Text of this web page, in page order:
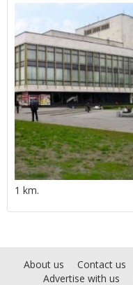
1 km.
About us Contact us
Advertise with us